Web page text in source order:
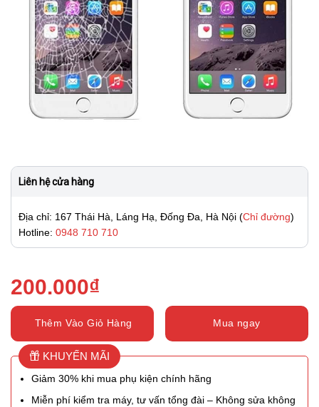
Liên hệ cửa hàng
Địa chỉ: 167 Thái Hà, Láng Hạ, Đống Đa, Hà Nội (Chỉ đường)
Hotline: 0948 710 710
200.000₫
Thêm Vào Giỏ Hàng Mua ngay
KHUYẾN MÃI
Giảm 30% khi mua phụ kiện chính hãng
Miễn phí kiểm tra máy, tư vấn tổng đài – Không sửa không